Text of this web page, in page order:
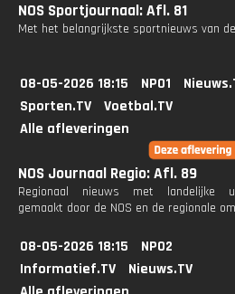
NOS Sportjournaal: Afl. 81
Met het belangrijkste sportnieuws van
08-05-2026 18:15 NPO1
Sporten.TV
Voetbal.TV
Alle afleveringen
NOS Journaal Regio: Afl. 89
Regionaal nieuws met landelijke
gemaakt door de NOS en de regionale
08-05-2026 18:15
NPO2
Informatief.TV
Nieuws.TV